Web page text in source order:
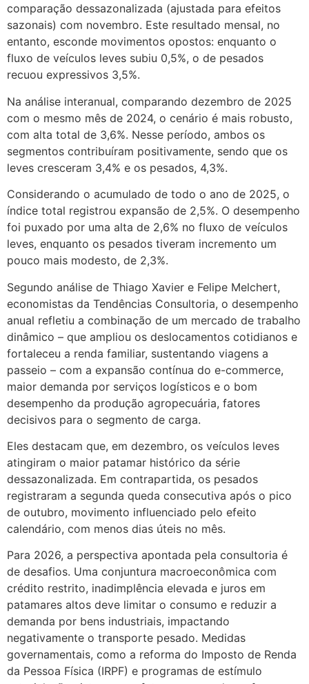
comparação dessazonalizada (ajustada para efeitos
sazonais) com novembro. Este resultado mensal, no
entanto, esconde movimentos opostos: enquanto o
fluxo de veículos leves subiu 0,5%, o de pesados
recuou expressivos 3,5%.
Na análise interanual, comparando dezembro de 2025
com o mesmo mês de 2024, o cenário é mais robusto,
com alta total de 3,6%. Nesse período, ambos os
segmentos contribuíram positivamente, sendo que os
leves cresceram 3,4% e os pesados, 4,3%.
Considerando o acumulado de todo o ano de 2025, o
índice total registrou expansão de 2,5%. O desempenho
foi puxado por uma alta de 2,6% no fluxo de veículos
leves, enquanto os pesados tiveram incremento um
pouco mais modesto, de 2,3%.
Segundo análise de Thiago Xavier e Felipe Melchert,
economistas da Tendências Consultoria, o desempenho
anual refletiu a combinação de um mercado de trabalho
dinâmico – que ampliou os deslocamentos cotidianos e
fortaleceu a renda familiar, sustentando viagens a
passeio – com a expansão contínua do e-commerce,
maior demanda por serviços logísticos e o bom
desempenho da produção agropecuária, fatores
decisivos para o segmento de carga.
Eles destacam que, em dezembro, os veículos leves
atingiram o maior patamar histórico da série
dessazonalizada. Em contrapartida, os pesados
registraram a segunda queda consecutiva após o pico
de outubro, movimento influenciado pelo efeito
calendário, com menos dias úteis no mês.
Para 2026, a perspectiva apontada pela consultoria é
de desafios. Uma conjuntura macroeconômica com
crédito restrito, inadimplência elevada e juros em
patamares altos deve limitar o consumo e reduzir a
demanda por bens industriais, impactando
negativamente o transporte pesado. Medidas
governamentais, como a reforma do Imposto de Renda
da Pessoa Física (IRPF) e programas de estímulo